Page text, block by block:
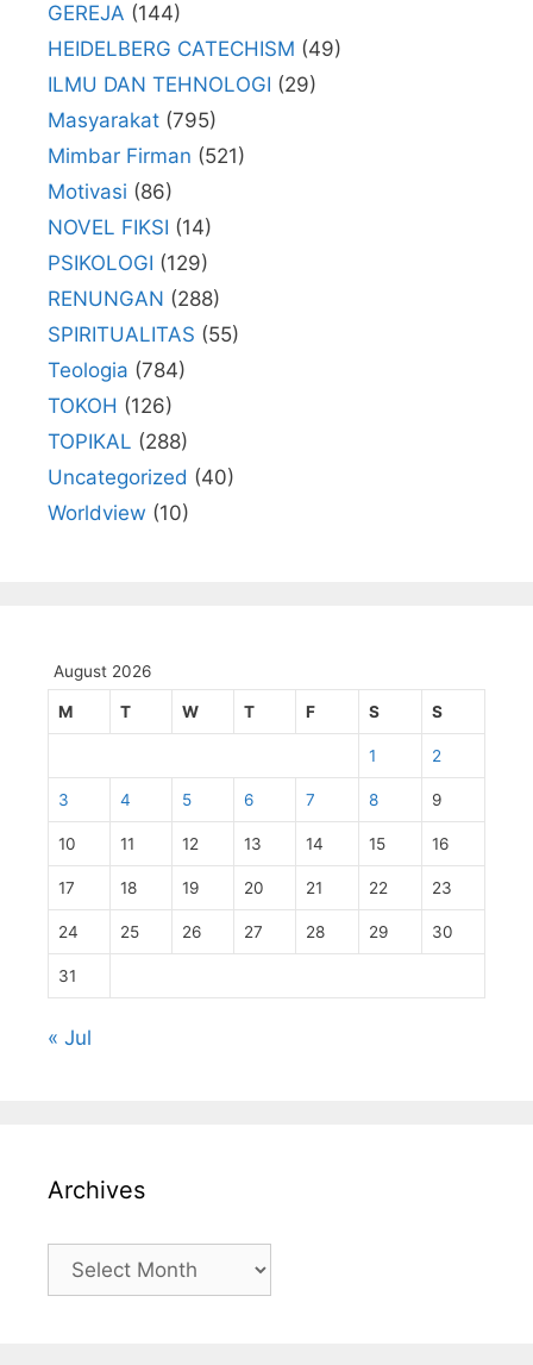
GEREJA (144)
HEIDELBERG CATECHISM (49)
ILMU DAN TEHNOLOGI (29)
Masyarakat (795)
Mimbar Firman (521)
Motivasi (86)
NOVEL FIKSI (14)
PSIKOLOGI (129)
RENUNGAN (288)
SPIRITUALITAS (55)
Teologia (784)
TOKOH (126)
TOPIKAL (288)
Uncategorized (40)
Worldview (10)
August 2026
M T W T F S S
1 2
3 4 5 6 7 8 9
10 11 12 13 14 15 16
17 18 19 20 21 22 23
24 25 26 27 28 29 30
31
« Jul
Archives
Archives